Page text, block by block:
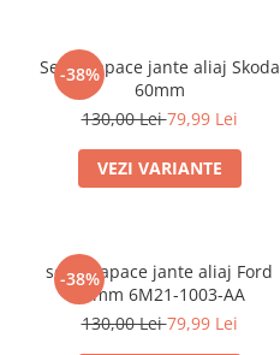
-38%
Set 4 Capace jante aliaj Skoda
60mm
130,00 Lei79,99 Lei
VEZI VARIANTE
-38%
set 4 Capace jante aliaj Ford
54mm 6M21-1003-AA
130,00 Lei79,99 Lei